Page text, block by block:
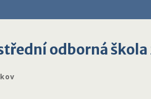
odborná